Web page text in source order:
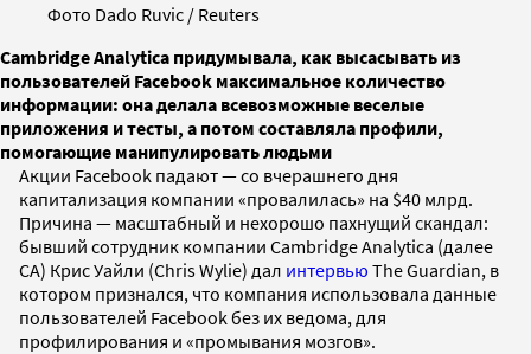
Фото Dado Ruvic / Reuters
Cambridge Analytica придумывала, как высасывать из
пользователей Facebook максимальное количество
информации: она делала всевозможные веселые
приложения и тесты, а потом составляла профили,
помогающие манипулировать людьми
Акции Facebook падают — со вчерашнего дня
капитализация компании «провалилась» на $40 млрд.
Причина — масштабный и нехорошо пахнущий скандал:
бывший сотрудник компании Cambridge Analytica (далее
CA) Крис Уайли (Chris Wylie) дал интервью The Guardian, в
котором признался, что компания использовала данные
пользователей Facebook без их ведома, для
профилирования и «промывания мозгов».